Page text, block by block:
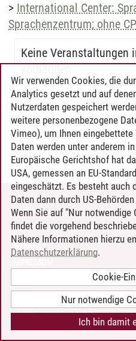
> International Center:
Sprachenzentrum; ohne
Keine Veranstaltungen
vorhanden
Timo Leder/30.06.2024
KONTAKT
LEUPHANA ALS ARBEITGEBER
INTRANET
BARRIEREFREIHEIT
COOKIE-EINSTELLUNGEN
Wir verwenden Cookies, die
Analytics gesetzt und auf
Nutzerdaten gespeichert
weitere personenbezogene
Vimeo), um Ihnen
Daten werden unter anderem
Europäische Gerichtshof hat
USA, gemessen an EU-
eingeschätzt. Es besteht auch
Daten dann durch US-
Wenn Sie auf "Nur
findet die vorgehend
Nähere Informationen hierzu
Datenschutzerklärung.
Cookie-
Nur notwendige
Ich bin damit